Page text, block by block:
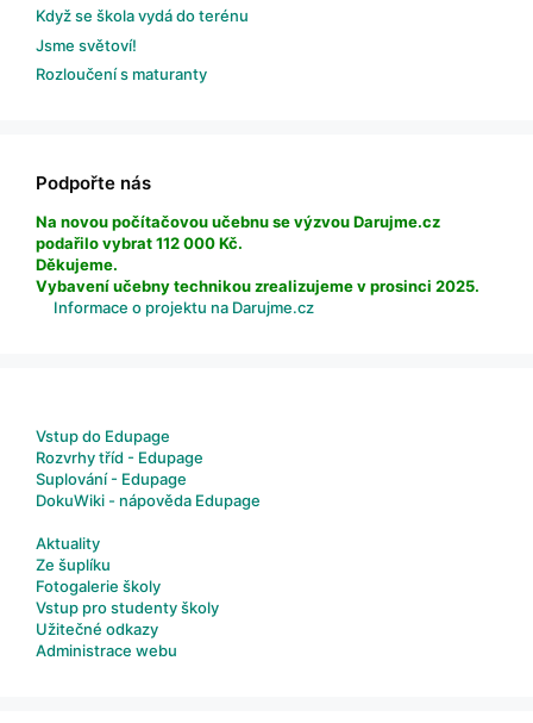
Když se škola vydá do terénu
Jsme světoví!
Rozloučení s maturanty
Podpořte nás
Na novou počítačovou učebnu se výzvou Darujme.cz
podařilo vybrat 112 000 Kč.
Děkujeme.
Vybavení učebny technikou zrealizujeme v prosinci 2025.
Informace o projektu na Darujme.cz
Vstup do Edupage
Rozvrhy tříd - Edupage
Suplování - Edupage
DokuWiki - nápověda Edupage
Aktuality
Ze šuplíku
Fotogalerie školy
Vstup pro studenty školy
Užitečné odkazy
Administrace webu